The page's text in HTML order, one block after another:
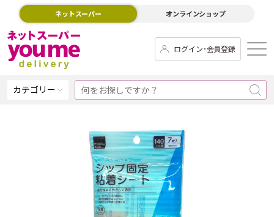
ネットスーパー オンラインショップ
ログイン･会員登録
カテゴリー